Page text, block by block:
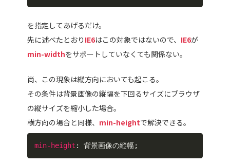
を指定してあげるだけ。
先に述べたとおり IE6はこの対象ではないので、 IE6が
min-widthをサポートしていなくても関係ない。
尚、この現象は縦方向においても起こる。
その条件は背景画像の縦幅を下回るサイズにブラウザ
の縦サイズを縮小した場合。
横方向の場合と同様、 min-heightで解決できる。
min-height : 背景画像の縦幅;